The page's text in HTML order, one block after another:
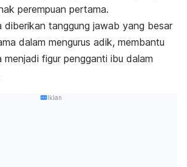
perempuan pertama.
diberikan tanggung jawab yang besar
dalam mengurus adik, membantu
menjadi figur pengganti ibu dalam
Iklan